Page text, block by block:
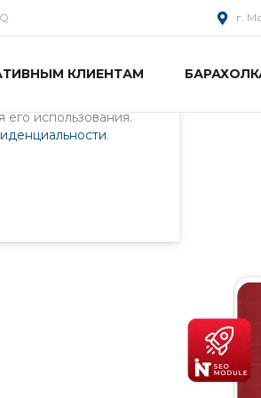
и
использования.
.
г.
КЛИЕНТАМ
Битрикс